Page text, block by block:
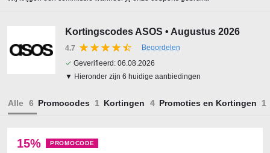
Kortingscodes ASOS • Augustus 2026
4.7
Beoordelen
✓ Geverifieerd: 06.08.2026
▼ Hieronder zijn 6 huidige aanbiedingen
Alle Promocodes Kortingen Promoties en Kortingen
15% PROMOCODE